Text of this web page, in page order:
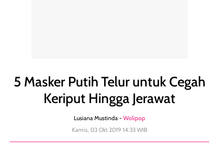
5 Masker Putih Telur untuk Cegah
Keriput Hingga Jerawat
Lusiana Mustinda - Wolipop
Kamis, 03 Okt 2019 14:33 WIB